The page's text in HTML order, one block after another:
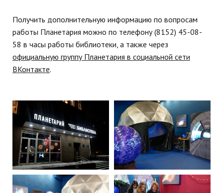
Получить дополнительную информацию по вопросам
работы Планетария можно по телефону (8152) 45-08-
58 в часы работы библиотеки, а также через
официальную группу Планетария в социальной сети
ВКонтакте.